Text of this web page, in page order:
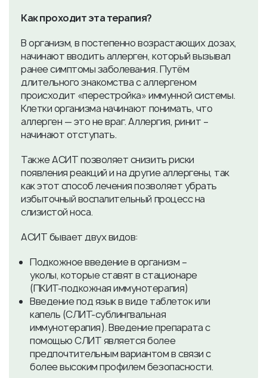
Как проходит эта терапия?
В организм, в постепенно возрастающих дозах,
начинают вводить аллерген, который вызывал
ранее симптомы заболевания. Путём
длительного знакомства с аллергеном
происходит «перестройка» иммунной системы.
Клетки организма начинают понимать, что
аллерген — это не враг. Аллергия, ринит –
начинают отступать.
Также АСИТ позволяет снизить риски
появления реакций и на другие аллергены, так
как этот способ лечения позволяет убрать
избыточный воспалительный процесс на
слизистой носа.
АСИТ бывает двух видов:
Подкожное введение в организм –
уколы, которые ставят в стационаре
(ПКИТ-подкожная иммунотерапия)
Введение под язык в виде таблеток или
капель (СЛИТ-сублингвальная
иммунотерапия). Введение препарата с
помощью СЛИТ является более
предпочтительным вариантом в связи с
более высоким профилем безопасности.